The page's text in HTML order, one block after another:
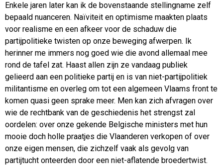
Enkele jaren later kan ik de bovenstaande stellingname zelf
bepaald nuanceren. Naïviteit en optimisme maakten plaats
voor realisme en een afkeer voor de schaduw die
partijpolitieke twisten op onze beweging afwerpen. Ik
herinner me immers nog goed wie die avond allemaal mee
rond de tafel zat. Haast allen zijn ze vandaag publiek
gelieerd aan een politieke partij en is van niet-partijpolitiek
militantisme en overleg om tot een algemeen Vlaams front te
komen quasi geen sprake meer. Men kan zich afvragen over
wie de rechtbank van de geschiedenis het strengst zal
oordelen: over onze gekende Belgische ministers met hun
mooie doch holle praatjes die Vlaanderen verkopen of over
onze eigen mensen, die zichzelf vaak als gevolg van
partijtucht onteerden door een niet-aflatende broedertwist.